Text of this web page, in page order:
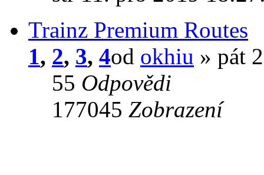
Trainz Premium Routes
1, 2, 3, 4od okhiu » pát
55 Odpovědi
177045 Zobrazení